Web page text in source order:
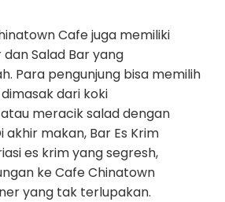
Cafe juga memiliki
dan Salad Bar yang
Para pengunjung bisa memilih
dari koki
meracik salad dengan
akhir makan, Bar Es Krim
es krim yang segresh,
ke Cafe Chinatown
yang tak terlupakan.